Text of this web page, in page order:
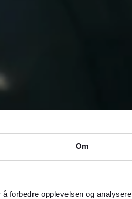
Om
forbedre opplevelsen og analysere